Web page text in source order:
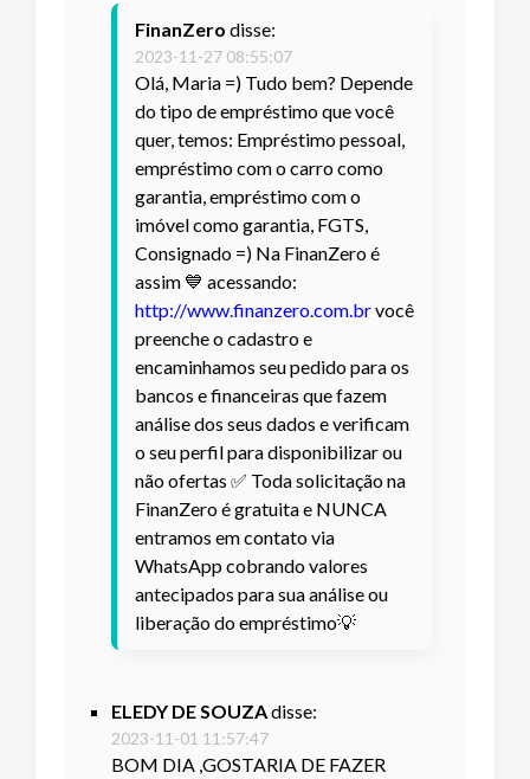
FinanZero disse:
2023-11-27 08:55:07
Olá, Maria =) Tudo bem? Depende
do tipo de empréstimo que você
quer, temos: Empréstimo pessoal,
empréstimo com o carro como
garantia, empréstimo com o
imóvel como garantia, FGTS,
Consignado =) Na FinanZero é
assim 💙 acessando:
http://www.finanzero.com.brvocê
preenche o cadastro e
encaminhamos seu pedido para os
bancos e financeiras que fazem
análise dos seus dados e verificam
o seu perfil para disponibilizar ou
não ofertas ✅ Toda solicitação na
FinanZero é gratuita e NUNCA
entramos em contato via
WhatsApp cobrando valores
antecipados para sua análise ou
liberação do empréstimo💡
ELEDY DE SOUZAdisse:
2023-11-01 11:57:47
BOM DIA ,GOSTARIA DE FAZER